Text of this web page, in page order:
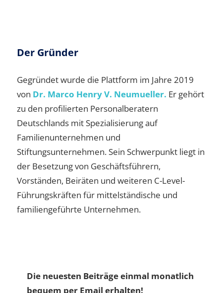
Der Gründer
Gegründet wurde die Plattform im Jahre 2019
von Dr. Marco Henry V. Neumueller. Er gehört
zu den profilierten Personalberatern
Deutschlands mit Spezialisierung auf
Familienunternehmen und
Stiftungsunternehmen. Sein Schwerpunkt liegt in
der Besetzung von Geschäftsführern,
Vorständen, Beiräten und weiteren C-Level-
Führungskräften für mittelständische und
familiengeführte Unternehmen.
Die neuesten Beiträge einmal monatlich
bequem per Email erhalten!